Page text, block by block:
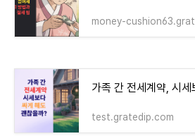
money-
test.gratedip.com